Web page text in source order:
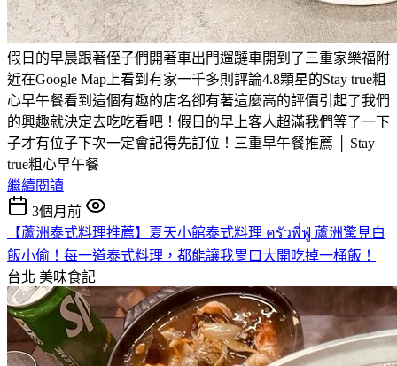
假日的早晨跟著侄子們開著車出門遛躂車開到了三重家樂福附
近在Google Map上看到有家一千多則評論4.8顆星的Stay true粗
心早午餐看到這個有趣的店名卻有著這麼高的評價引起了我們
的興趣就決定去吃吃看吧！假日的早上客人超滿我們等了一下
子才有位子下次一定會記得先訂位！三重早午餐推薦 │ Stay
true粗心早午餐
繼續閱讀
3個月前
【蘆洲泰式料理推薦】夏天小館泰式料理 ครัวพี่ฟู่ 蘆洲驚見白
飯小偷！每一道泰式料理，都能讓我胃口大開吃掉一桶飯！
台北 美味食記